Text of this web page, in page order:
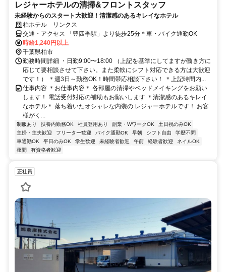
レジャーホテルの清掃&フロントスタッフ
未経験からのスタート大歓迎！清潔感のあるキレイなホテル
柏ホテル リンクス
交通・アクセス 「豊四季駅」より徒歩25分＊車・バイク通勤OK
時給1,240円以上
千葉県柏市
勤務時間詳細 ・日勤9:00〜18:00 （上記を基準にしてますが働き方に
応じて要相談させて下さい。また柔軟にシフト対応できる方は大歓迎
です！） ＊週3日～勤務OK！時間帯応相談下さい！ ＊上記時間内...
仕事内容 ＊お仕事内容＊ 各部屋の清掃やベッドメイキングをお願い
します！ 電話受付対応の補助もお願いします ＊清潔感のあるキレイ
なホテル＊ 落ち着いたオシャレな内装の レジャーホテルです！ お客
様がく...
制服あり 扶養内勤務OK 社員登用あり 副業・WワークOK
土日祝のみOK
主婦・主夫歓迎
フリーター歓迎 バイク通勤OK 早朝 シフト自由
学歴不問
車通勤OK
平日のみOK 学生歓迎 未経験者歓迎 午前 経験者歓迎
ネイルOK
夜間
有資格者歓迎
正社員